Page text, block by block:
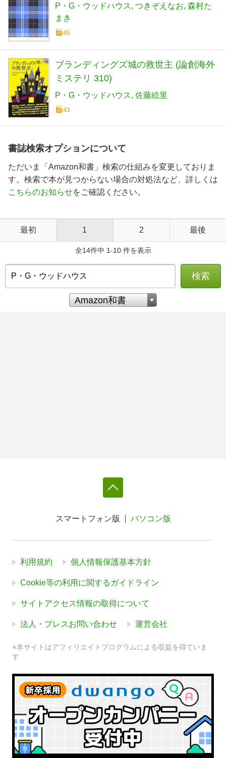
P・G・ウッドハウス つきぞえなお 森村た
まき
45
ブランディングズ城の救世主 (論創海外
ミステリ 310)
P・G・ウッドハウス 佐藤絵里
43
書誌検索オプションについて
ただいま「Amazon和書」検索の仕組みを変更しておりま
す。検索で本が見つからない場合の対処法など、詳しくは
こちらのお知らせをご確認ください。
最初 1 2 最後
全14件中 1-10 件を表示
検索
スマートフォン版 パソコン版
利用規約 個人情報保護基本方針
Cookie等の利用に関するガイドライン
サイトアクセス情報の取得について
法人・プレスお問い合わせ 運営会社
※本サイトはアフィリエイトプログラムによる収益を得ていま
す